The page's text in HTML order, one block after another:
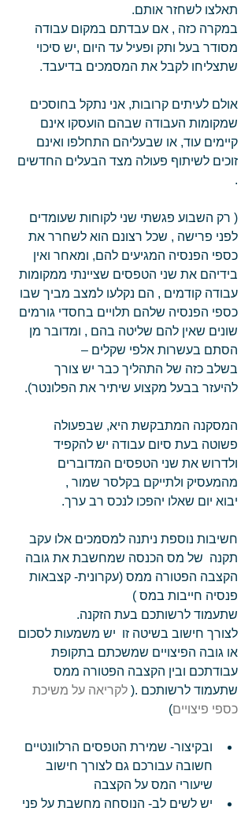
תאלצו לשחזר אותם.
במקרה כזה , אם עבדתם במקום עבודה
מסודר בעל ותק ופעיל עד היום ,יש סיכוי
שתצליחו לקבל את המסמכים בדיעבד.
אולם לעיתים קרובות, אני נתקל בחוסכים
שמקומות העבודה שבהם הועסקו אינם
קיימים עוד, או שבעליהם התחלפו ואינם
זוכים לשיתוף פעולה מצד הבעלים החדשים
.
( רק השבוע פגשתי שני לקוחות שעומדים
לפני פרישה , שכל רצונם הוא לשחרר את
כספי הפנסיה המגיעים להם, ומאחר ואין
בידיהם את שני הטפסים שציינתי ממקומות
עבודה קודמים , הם נקלעו למצב מביך שבו
כספי הפנסיה שלהם תלויים בחסדי גורמים
שונים שאין להם שליטה בהם , ומדובר מן
הסתם בעשרות אלפי שקלים –
בשלב כזה של התהליך כבר יש צורך
להיעזר בבעל מקצוע שיתיר את הפלונטר).
המסקנה המתבקשת היא, שבפעולה
פשוטה בעת סיום עבודה יש להקפיד
ולדרוש את שני הטפסים המדוברים
מהמעסיק ולתייקם בקלסר שמור ,
יבוא יום שאלו יהפכו לנכס רב ערך.
חשיבות נוספת ניתנה למסמכים אלו עקב
תקנה  של מס הכנסה שמחשבת את גובה
הקצבה הפטורה ממס (עקרונית- קצבאות
פנסיה חייבות במס )
שתעמוד לרשותכם בעת הזקנה.
לצורך חישוב בשיטה זו  יש משמעות לסכום
או גובה הפיצויים שמשכתם בתקופת
עבודתכם ובין הקצבה הפטורה ממס
שתעמוד לרשותכם .( לקריאה על משיכת
כספי פיצויים)
ובקיצור- שמירת הטפסים הרלוונטיים
חשובה עבורכם גם לצורך חישוב
שיעורי המס על הקצבה
יש לשים לב- הנוסחה מחשבת על פני